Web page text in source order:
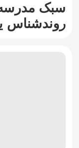
سبک
روندشناس